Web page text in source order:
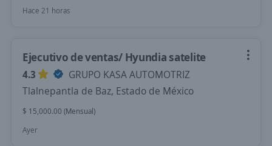
Hace 21 horas
Ejecutivo de ventas/ Hyundia satelite
4.3
GRUPO KASA AUTOMOTRIZ
Tlalnepantla de Baz, Estado de México
$ 15,000.00 (Mensual)
Ayer